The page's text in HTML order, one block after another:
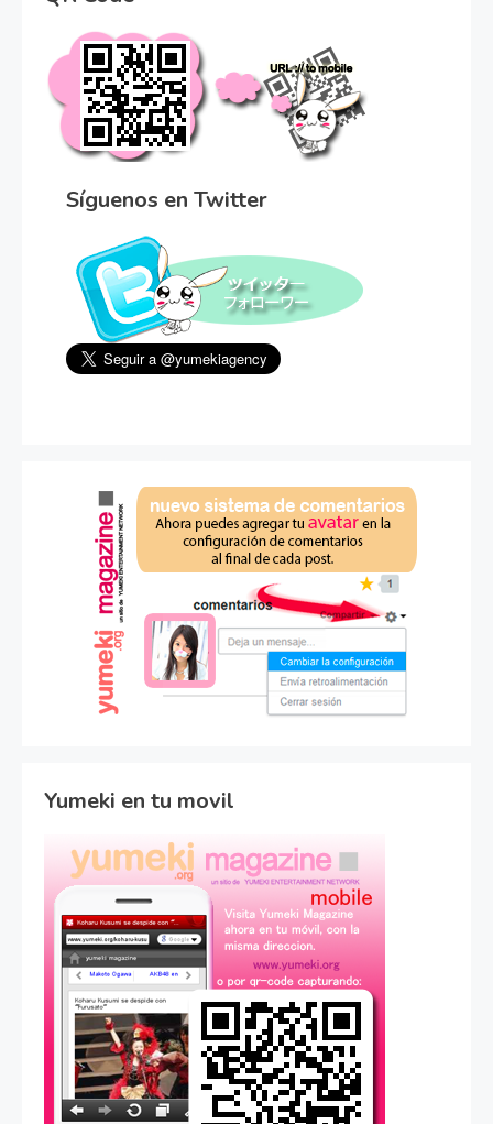
Síguenos en Twitter
Yumeki en tu movil